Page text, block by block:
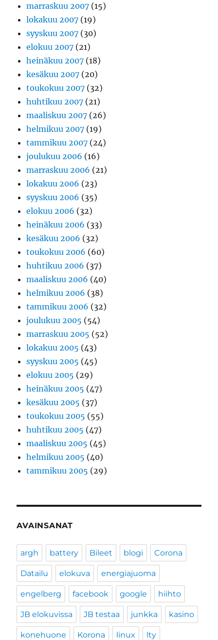
marraskuu 2007 (15)
lokakuu 2007 (19)
syyskuu 2007 (30)
elokuu 2007 (21)
heinäkuu 2007 (18)
kesäkuu 2007 (20)
toukokuu 2007 (32)
huhtikuu 2007 (21)
maaliskuu 2007 (26)
helmikuu 2007 (19)
tammikuu 2007 (24)
joulukuu 2006 (16)
marraskuu 2006 (21)
lokakuu 2006 (23)
syyskuu 2006 (35)
elokuu 2006 (32)
heinäkuu 2006 (33)
kesäkuu 2006 (32)
toukokuu 2006 (60)
huhtikuu 2006 (37)
maaliskuu 2006 (40)
helmikuu 2006 (38)
tammikuu 2006 (32)
joulukuu 2005 (54)
marraskuu 2005 (52)
lokakuu 2005 (43)
syyskuu 2005 (45)
elokuu 2005 (29)
heinäkuu 2005 (47)
kesäkuu 2005 (37)
toukokuu 2005 (55)
huhtikuu 2005 (47)
maaliskuu 2005 (45)
helmikuu 2005 (40)
tammikuu 2005 (29)
AVAINSANAT
argh battery Bileet blogi Corona
Datailu elokuva energiajuoma
engelberg facebook google hiihto
JB elokuvissa JB testaa junkka kasino
konehuone Korona linux lty